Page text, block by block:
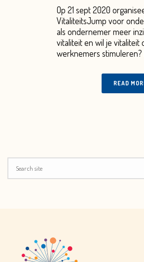
Op 21 sept 2020
VitaliteitsJump voor
als ondernemer meer
vitaliteit en wil je vitaliteit
werknemers stimuleren?
READ